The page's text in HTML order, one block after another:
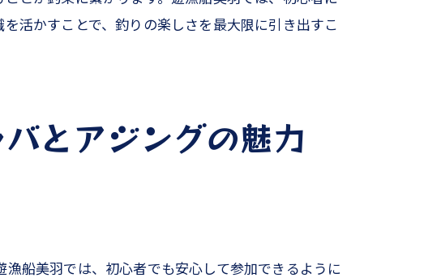
活かすことで、釣りの楽しさを最大限に引き出すこ
とアジングの魅力
船美羽では、初心者でも安心して参加できるように